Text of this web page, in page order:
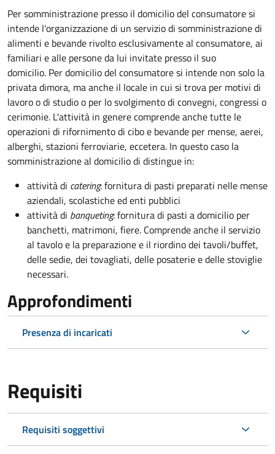
Per somministrazione presso il domicilio del consumatore si
intende l'organizzazione di un servizio di somministrazione di
alimenti e bevande rivolto esclusivamente al consumatore, ai
familiari e alle persone da lui invitate presso il suo
domicilio. Per domicilio del consumatore si intende non solo la
privata dimora, ma anche il locale in cui si trova per motivi di
lavoro o di studio o per lo svolgimento di convegni, congressi o
cerimonie. L'attività in genere comprende anche tutte le
operazioni di rifornimento di cibo e bevande per mense, aerei,
alberghi, stazioni ferroviarie, eccetera. In questo caso la
somministrazione al domicilio di distingue in:
attività di catering: fornitura di pasti preparati nelle mense
aziendali, scolastiche ed enti pubblici
attività di banqueting: fornitura di pasti a domicilio per
banchetti, matrimoni, fiere. Comprende anche il servizio
al tavolo e la preparazione e il riordino dei tavoli/buffet,
delle sedie, dei tovagliati, delle posaterie e delle stoviglie
necessari.
Approfondimenti
Presenza di incaricati
Requisiti
Requisiti soggettivi